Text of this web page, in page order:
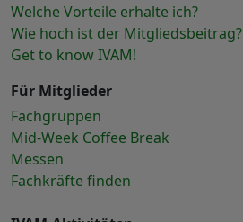
Welche Vorteile erhalte ich?
Wie hoch ist der Mitgliedsbeitrag?
Get to know IVAM!
Für Mitglieder
Fachgruppen
Mid-Week Coffee Break
Messen
Fachkräfte finden